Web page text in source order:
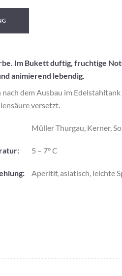
Im Bukett duftig, fruchtige
animierend lebendig.
dem Ausbau im
versetzt.
Müller Thurgau, Kerner,
5 – 7° C
Aperitif, asiatisch, leichte